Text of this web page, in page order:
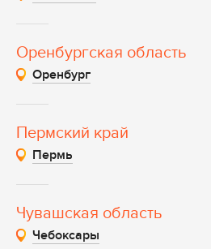
Оренбургская область
Оренбург
Пермский край
Пермь
Чувашская область
Чебоксары